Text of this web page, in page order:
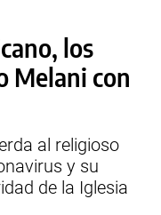
los
Melani con
al religioso
y su
de la Iglesia